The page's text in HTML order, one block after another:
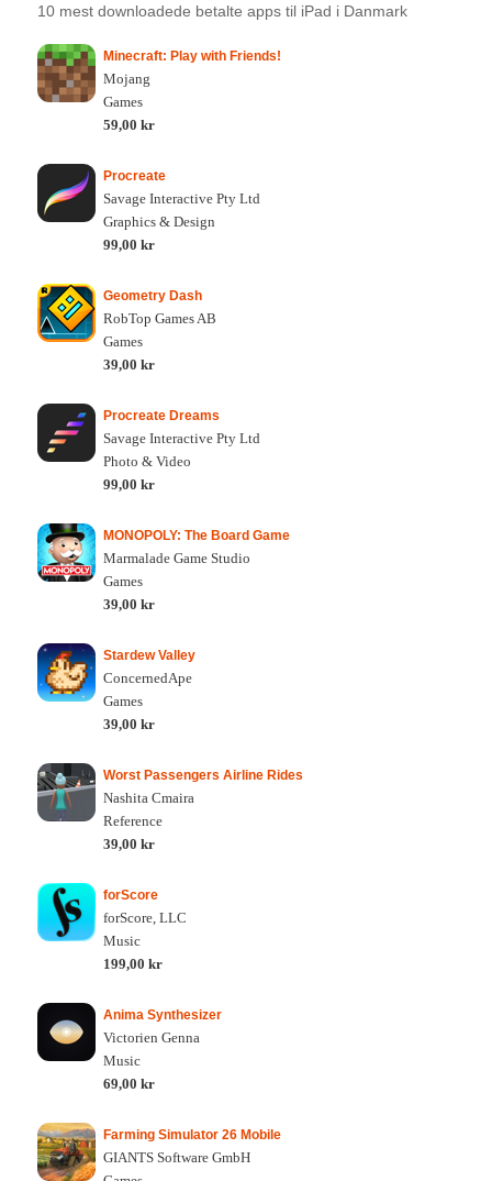
10 mest downloadede betalte apps til iPad i Danmark
Minecraft: Play with Friends!
Mojang
Games
59,00 kr
Procreate
Savage Interactive Pty Ltd
Graphics & Design
99,00 kr
Geometry Dash
RobTop Games AB
Games
39,00 kr
Procreate Dreams
Savage Interactive Pty Ltd
Photo & Video
99,00 kr
MONOPOLY: The Board Game
Marmalade Game Studio
Games
39,00 kr
Stardew Valley
ConcernedApe
Games
39,00 kr
Worst Passengers Airline Rides
Nashita Cmaira
Reference
39,00 kr
forScore
forScore, LLC
Music
199,00 kr
Anima Synthesizer
Victorien Genna
Music
69,00 kr
Farming Simulator 26 Mobile
GIANTS Software GmbH